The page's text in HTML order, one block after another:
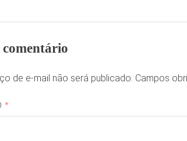
de e-mail não será publicado. Campos
*